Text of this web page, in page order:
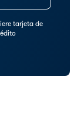
tarjeta de